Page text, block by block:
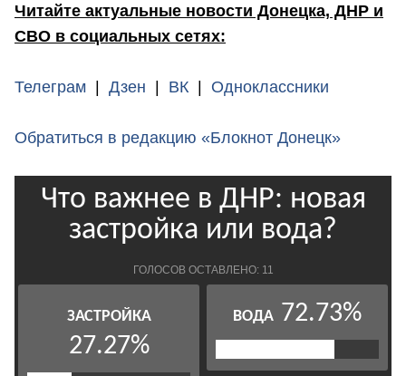
Читайте актуальные новости Донецка, ДНР и
СВО в социальных сетях:
Телеграм Дзен ВК Одноклассники
Обратиться в редакцию «Блокнот Донецк»